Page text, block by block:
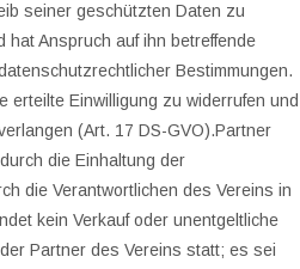
seiner geschützten Daten zu
hat Anspruch auf ihn betreffende
Bestimmungen.
erteilte Einwilligung zu widerrufen und
(Art. 17 DS-GVO).Partner
die Einhaltung der
die Verantwortlichen des Vereins in
kein Verkauf oder unentgeltliche
Partner des Vereins statt; es sei